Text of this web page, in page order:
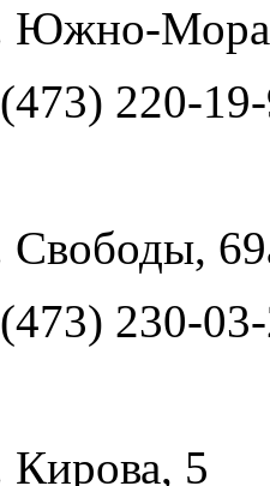
Южно-
220-
230-
5